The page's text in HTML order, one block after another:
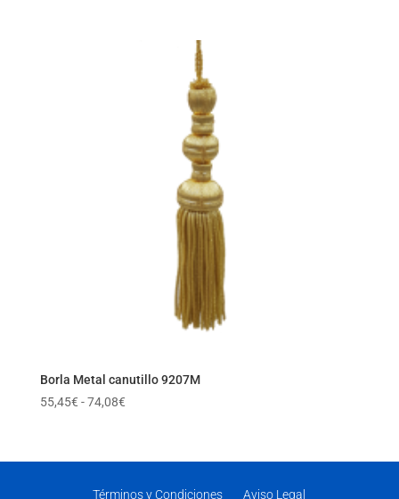
Borla Metal canutillo 9207M
55,45€ - 74,08€Rango
desde
Términos y Condiciones Aviso Legal